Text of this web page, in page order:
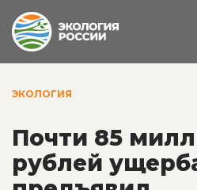
ЭКОЛОГИЯ
Почти 85
рублей